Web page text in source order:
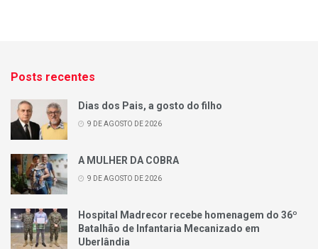
Posts recentes
Dias dos Pais, a gosto do filho
9 DE AGOSTO DE 2026
A MULHER DA COBRA
9 DE AGOSTO DE 2026
Hospital Madrecor recebe homenagem do 36º
Batalhão de Infantaria Mecanizado em
Uberlândia